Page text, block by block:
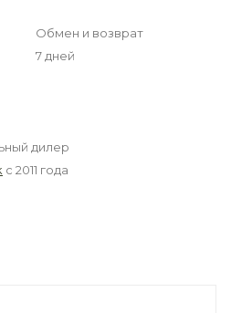
Обмен и возврат
7 дней
дилер
с 2011 года